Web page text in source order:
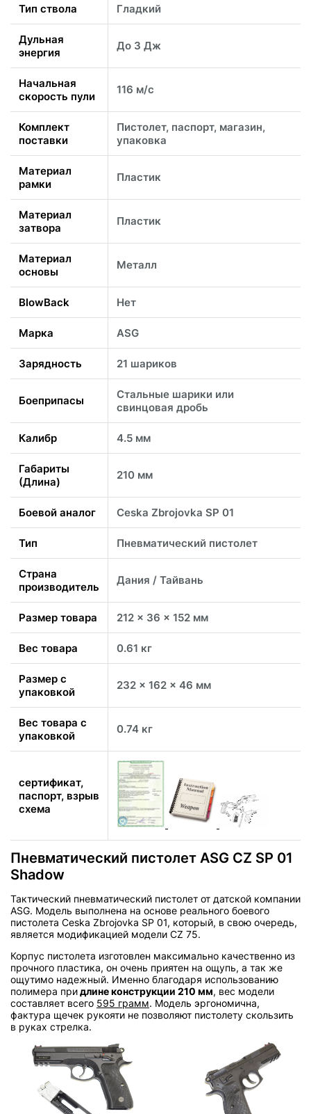
Тип ствола Гладкий
Дульная
энергия
До 3 Дж
Начальная
скорость пули
116 м/с
Комплект
поставки
Пистолет, паспорт, магазин,
упаковка
Материал
рамки
Пластик
Материал
затвора
Пластик
Материал
основы
Металл
BlowBack Нет
Марка ASG
Зарядность 21 шариков
Боеприпасы
Стальные шарики или
свинцовая дробь
Калибр 4.5 мм
Габариты
(Длина)
210 мм
Боевой аналог Ceska Zbrojovka SP 01
Тип Пневматический пистолет
Страна
производитель
Дания / Тайвань
Размер товара 212 x 36 x 152 мм
Вес товара 0.61 кг
Размер с
упаковкой
232 x 162 x 46 мм
Вес товара с
упаковкой
0.74 кг
сертификат,
паспорт, взрыв
схема
Пневматический пистолет ASG CZ SP 01
Shadow
Тактический пневматический пистолет от датской компании
ASG. Модель выполнена на основе реального боевого
пистолета Ceska Zbrojovka SP 01, который, в свою очередь,
является модификацией модели CZ 75.
Корпус пистолета изготовлен максимально качественно из
прочного пластика, он очень приятен на ощупь, а так же
ощутимо надежный. Именно благодаря использованию
полимера придлине конструкции 210 мм, вес модели
составляет всего 595 грамм. Модель эргономична,
фактура щечек рукояти не позволяют пистолету скользить
в руках стрелка.